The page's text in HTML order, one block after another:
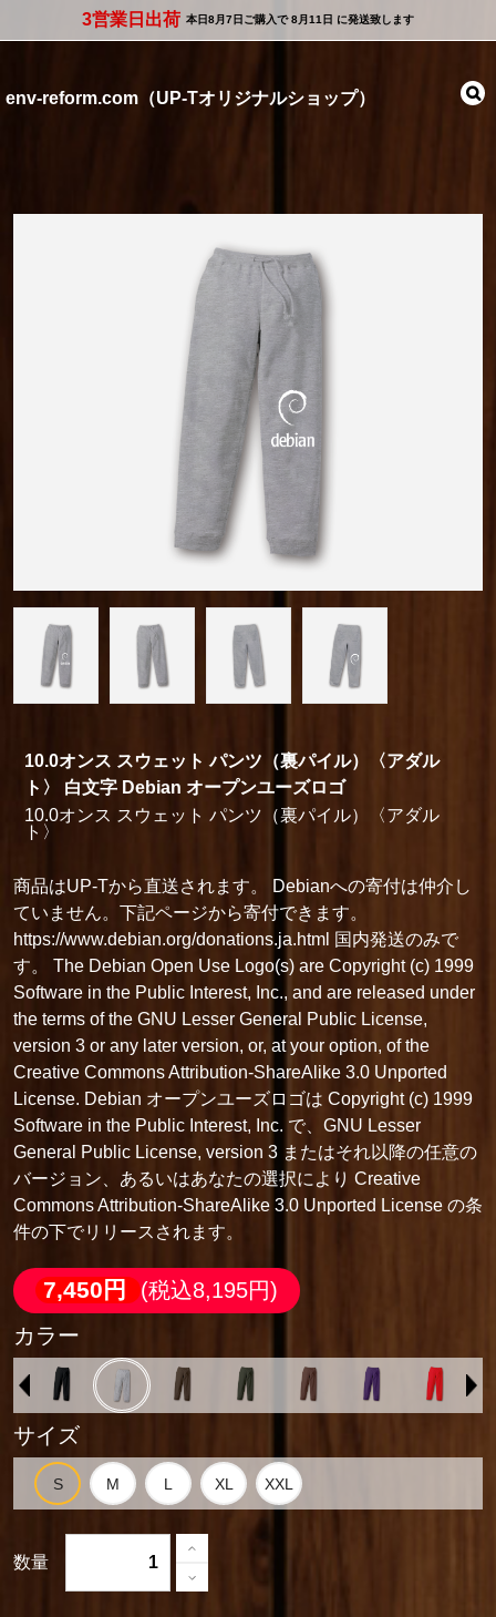
3営業日出荷 本日8月7日 ご購入で8月11日 に発送致します
env-reform.com（UP-Tオリジナルショップ）
10.0オンス スウェット パンツ（裏パイル）〈アダル
ト〉 白文字 Debian オープンユーズロゴ
10.0オンス スウェット パンツ（裏パイル）〈アダル
ト〉
商品はUP-Tから直送されます。 Debianへの寄付は仲介し
ていません。下記ページから寄付できます。
https://www.debian.org/donations.ja.html 国内発送のみで
す。 The Debian Open Use Logo(s) are Copyright (c) 1999
Software in the Public Interest, Inc., and are released under
the terms of the GNU Lesser General Public License,
version 3 or any later version, or, at your option, of the
Creative Commons Attribution-ShareAlike 3.0 Unported
License. Debian オープンユーズロゴは Copyright (c) 1999
Software in the Public Interest, Inc. で、GNU Lesser
General Public License, version 3 またはそれ以降の任意の
バージョン、あるいはあなたの選択により Creative
Commons Attribution-ShareAlike 3.0 Unported License の条
件の下でリリースされます。
7,450円
(税込8,195円)
カラー
サイズ
数量